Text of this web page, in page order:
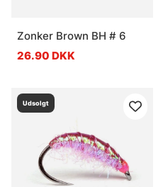
Zonker Brown BH # 6
26.90 DKK
Udsolgt